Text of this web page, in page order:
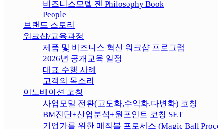
비즈니스모델 젠 Philosophy Book
People
브랜드 스토리
워크샵/교육과정
제품 및 비즈니스 혁신 워크샵 프로그램
2026년 공개교육 일정
대표 수행 사례
고객의 목소리
이노베이션 코칭
사업모델 전환(고도화,수익화,다변화) 코칭
BM진단+산업분석+원포인트 코칭 SET
기업가를 위한 매직볼 프로세스 (Magic Ball